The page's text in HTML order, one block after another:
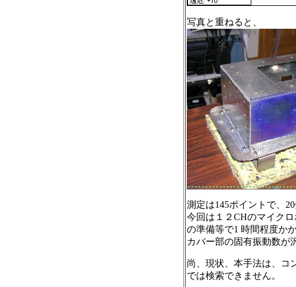
写真と重ねると、
測定は145ポイントで、
今回は１２CHのマイク
の準備等で1 時間程度か
カバー部の固有振動数が
尚、現状、本手法は、コ
では検索できません。